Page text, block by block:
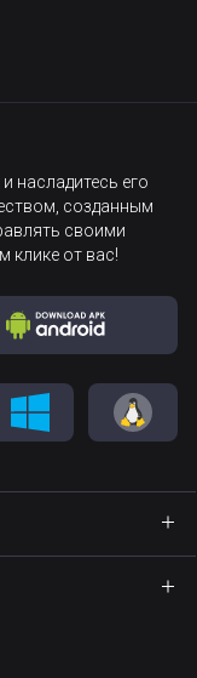
насладитесь его
созданным
своими
клике от вас!